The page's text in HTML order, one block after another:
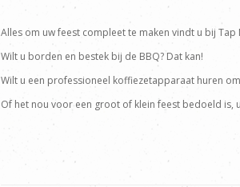
Alles om uw feest compleet te maken vindt u bij Tap
Wilt u borden en bestek bij de BBQ? Dat kan!
Wilt u een professioneel koffiezetapparaat huren
Of het nou voor een groot of klein feest bedoeld is,